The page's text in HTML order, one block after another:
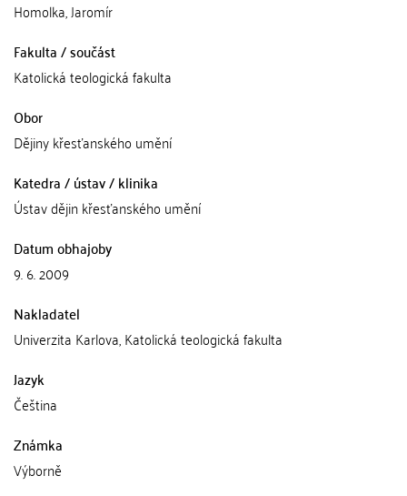
Homolka, Jaromír
Fakulta / součást
Katolická teologická fakulta
Obor
Dějiny křesťanského umění
Katedra / ústav / klinika
Ústav dějin křesťanského umění
Datum obhajoby
9. 6. 2009
Nakladatel
Univerzita Karlova, Katolická teologická fakulta
Jazyk
Čeština
Známka
Výborně